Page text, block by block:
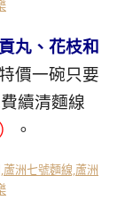
丸、花枝和
價一碗只要
續清麵線
。